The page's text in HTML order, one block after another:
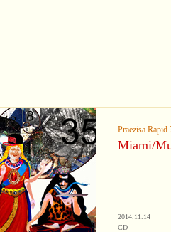
Praezisa Rapid
Miami/
2014.11.14
CD